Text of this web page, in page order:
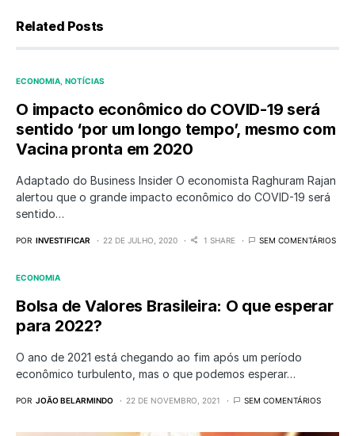
Related Posts
ECONOMIA NOTÍCIAS
O impacto econômico do COVID-19 será
sentido ‘por um longo tempo’, mesmo com
Vacina pronta em 2020
Adaptado do Business Insider O economista Raghuram Rajan
alertou que o grande impacto econômico do COVID-19 será
sentido…
POR INVESTIFICAR 22 DE JULHO, 2020 1 SHARE SEM COMENTÁRIOS
ECONOMIA
Bolsa de Valores Brasileira: O que esperar
para 2022?
O ano de 2021 está chegando ao fim após um período
econômico turbulento, mas o que podemos esperar…
POR JOÃO BELARMINDO 22 DE NOVEMBRO, 2021 SEM COMENTÁRIOS